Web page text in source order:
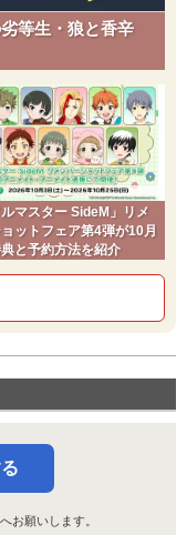
等生・狼と香辛
ルマスター SideM」リメ
ットフェア第4弾が10月
と予約方法を紹介
へお願いします。